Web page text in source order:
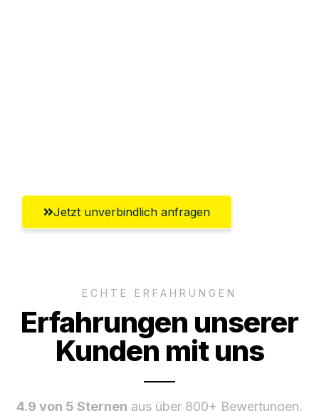
Jetzt unverbindlich anfragen
ECHTE ERFAHRUNGEN
Erfahrungen unserer
Kunden mit uns
4.9 von 5 Sternen aus über 800+ Bewertungen.